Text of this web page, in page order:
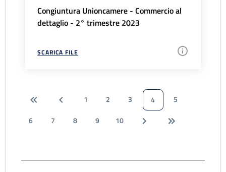
Congiuntura Unioncamere - Commercio al
dettaglio - 2° trimestre 2023
SCARICA FILE
1 2 3 4
5
6
7 8 9 10